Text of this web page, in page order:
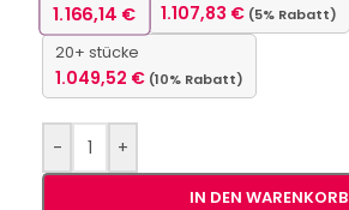
1.166,14 € 1.107,83 € (5% Rabatt)
20+ stücke
1.049,52 € (10% Rabatt)
- +
IN DEN WARENKORB